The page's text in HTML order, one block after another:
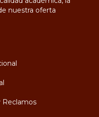
nuestra oferta
Reclamos